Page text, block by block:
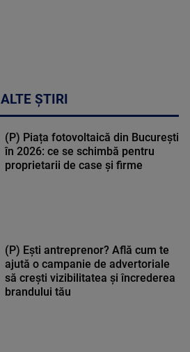
ALTE ȘTIRI
(P) Piața fotovoltaică din București
în 2026: ce se schimbă pentru
proprietarii de case și firme
(P) Ești antreprenor? Află cum te
ajută o campanie de advertoriale
să crești vizibilitatea și încrederea
brandului tău